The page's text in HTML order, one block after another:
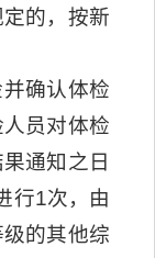
的，按新
确认体检
员对体检
通知之日
行1次，由
的其他综